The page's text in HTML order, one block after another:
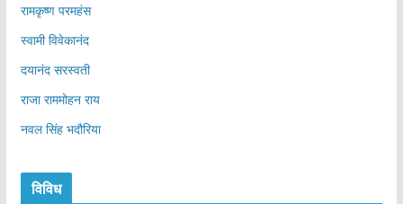
रामकृष्ण परमहंस
स्वामी विवेकानंद
दयानंद सरस्वती
राजा राममोहन राय
नवल सिंह भदौरिया
विविध